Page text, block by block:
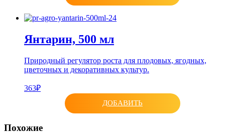
Янтарин, 500 мл
Природный регулятор роста для плодовых, ягодных,
цветочных и декоративных культур.
363₽
ДОБАВИТЬ
Похожие